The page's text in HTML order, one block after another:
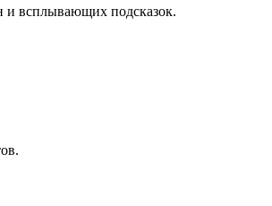
и всплывающих подсказок.